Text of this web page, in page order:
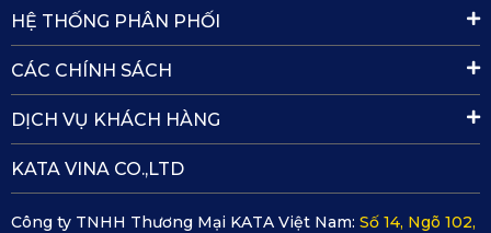
HỆ THỐNG PHÂN PHỐI
CÁC CHÍNH SÁCH
DỊCH VỤ KHÁCH HÀNG
KATA VINA CO.,LTD
Công ty TNHH Thương Mại KATA Việt Nam: Số 14, Ngõ 102,